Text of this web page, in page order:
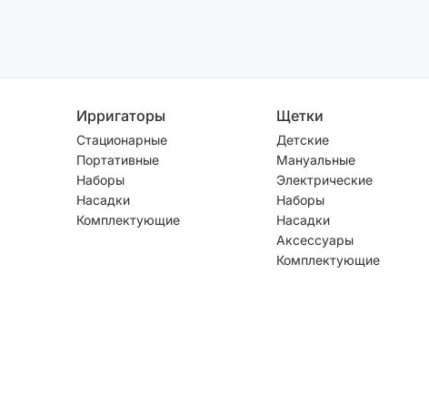
Ирригаторы
Стационарные
Портативные
Наборы
Насадки
Комплектующие
Щетки
Детские
Мануальные
Электрические
Наборы
Насадки
Аксессуары
Комплектующие